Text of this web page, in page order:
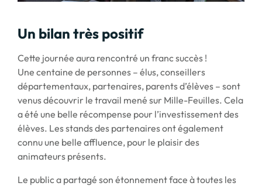
Un bilan très positif
Cette journée aura rencontré un franc succès !
Une centaine de personnes – élus, conseillers
départementaux, partenaires, parents d’élèves – sont
venus découvrir le travail mené sur Mille-Feuilles. Cela
a été une belle récompense pour l’investissement des
élèves. Les stands des partenaires ont également
connu une belle affluence, pour le plaisir des
animateurs présents.
Le public a partagé son étonnement face à toutes les